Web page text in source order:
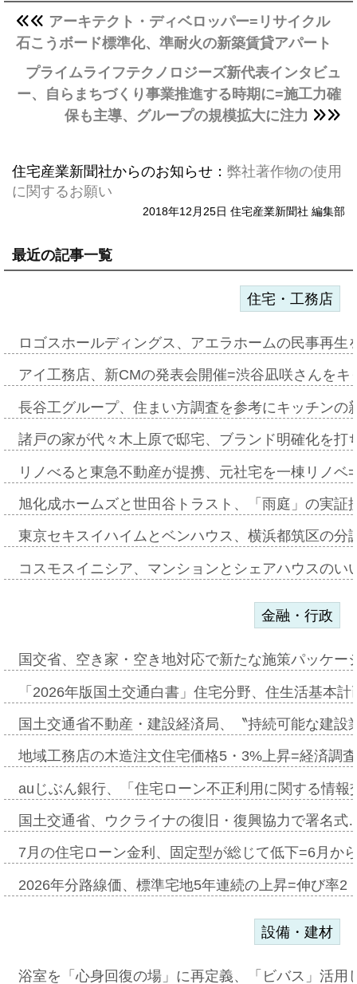
アーキテクト・ディベロッパー=リサイクル
石こうボード標準化、準耐火の新築賃貸アパート
プライムライフテクノロジーズ新代表インタビュ
ー、自らまちづくり事業推進する時期に=施工力確
保も主導、グループの規模拡大に注力
住宅産業新聞社からのお知らせ： 弊社著作物の使用
に関するお願い
2018年12月25日 住宅産業新聞社 編集部
最近の記事一覧
住宅・工務店
ロゴスホールディングス、アエラホームの民事再
アイ工務店、新CMの発表会開催=渋谷凪咲さんを
長谷工グループ、住まい方調査を参考にキッチン
諸戸の家が代々木上原で邸宅、ブランド明確化を
リノべると東急不動産が提携、元社宅を一棟リノ
旭化成ホームズと世田谷トラスト、「雨庭」の実
東京セキスイハイムとベンハウス、横浜都筑区の
コスモスイニシア、マンションとシェアハウスの
金融・行政
国交省、空き家・空き地対応で新たな施策パッケ
「2026年版国土交通白書」住宅分野、住生活基本
国土交通省不動産・建設経済局、〝持続可能な建
地域工務店の木造注文住宅価格5・3%上昇=経済調
auじぶん銀行、「住宅ローン不正利用に関する情
国土交通省、ウクライナの復旧・復興協力で署名
7月の住宅ローン金利、固定型が総じて低下=6月か
2026年分路線価、標準宅地5年連続の上昇=伸び率
設備・建材
浴室を「心身回復の場」に再定義、「ビバス」活